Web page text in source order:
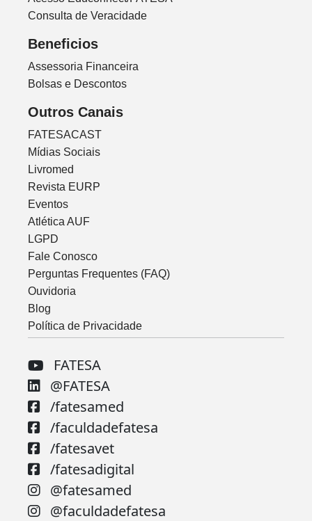
Consulta de Veracidade
Beneficios
Assessoria Financeira
Bolsas e Descontos
Outros Canais
FATESACAST
Mídias Sociais
Livromed
Revista EURP
Eventos
Atlética AUF
LGPD
Fale Conosco
Perguntas Frequentes (FAQ)
Ouvidoria
Blog
Política de Privacidade
FATESA
@FATESA
/fatesamed
/faculdadefatesa
/fatesavet
/fatesadigital
@fatesamed
@faculdadefatesa